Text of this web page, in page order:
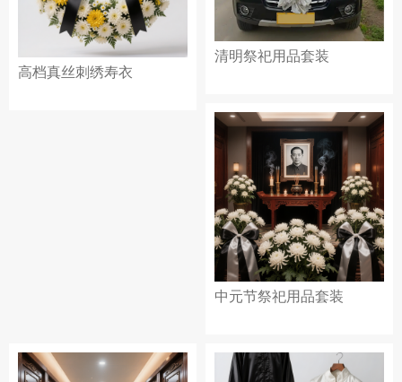
高档真丝刺绣寿衣
清明祭祀用品套装
中元节祭祀用品套装